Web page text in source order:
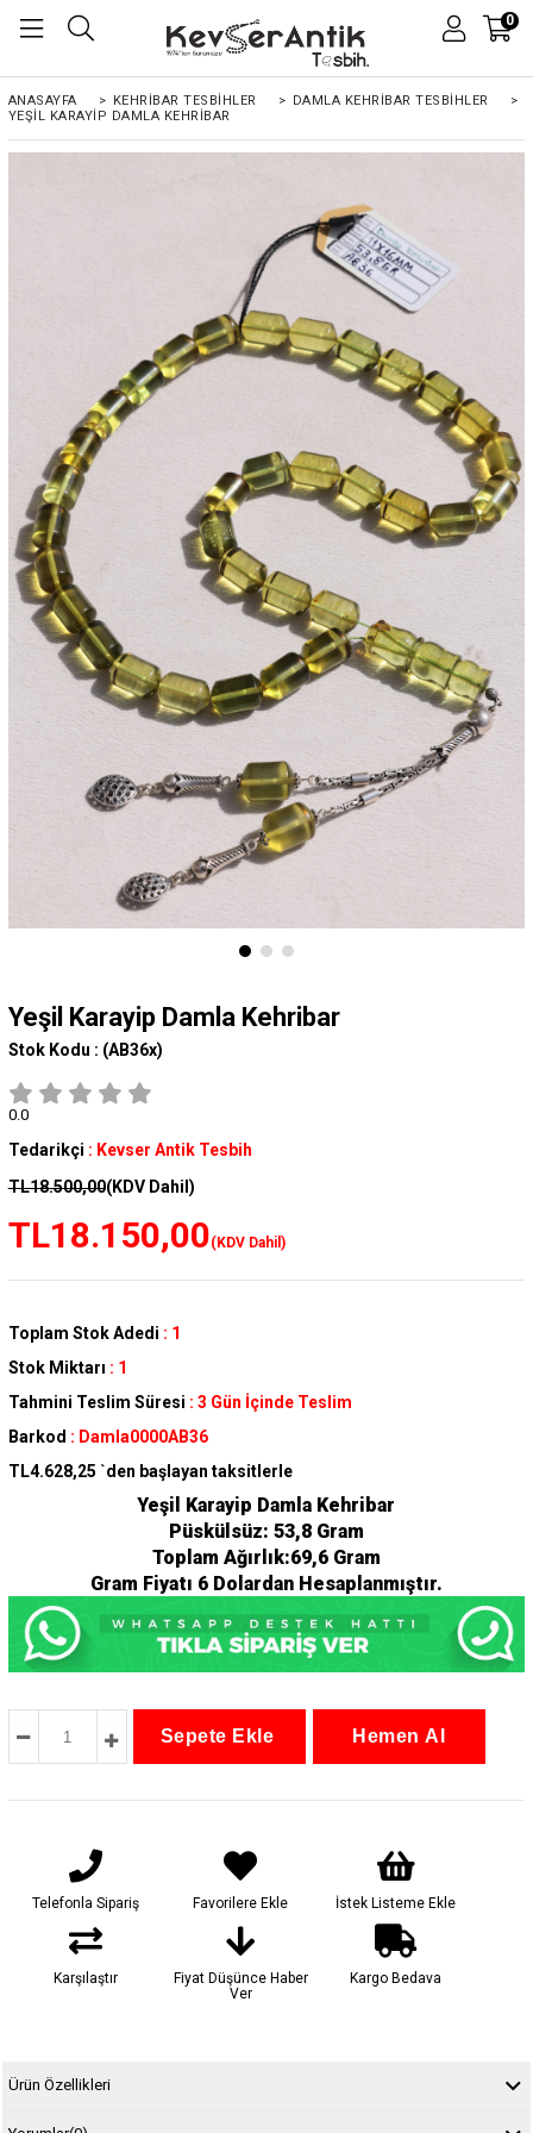
0
ANASAYFA > KEHRIBAR TESBIHLER > DAMLA KEHRİBAR TESBİHLER
>
YEŞIL KARAYIP DAMLA KEHRIBAR
Yeşil Karayip Damla Kehribar
Stok Kodu : (AB36x)
0.0
Tedarikçi : Kevser Antik Tesbih
TL18.500,00(KDV Dahil)
TL18.150,00(KDV Dahil)
Toplam Stok Adedi : 1
Stok Miktarı : 1
Tahmini Teslim Süresi : 3 Gün İçinde Teslim
Barkod : Damla0000AB36
TL4.628,25 `den başlayan taksitlerle
Yeşil Karayip Damla Kehribar
Püskülsüz: 53,8 Gram
Toplam Ağırlık:69,6 Gram
Gram Fiyatı 6 Dolardan Hesaplanmıştır.
Telefonla Sipariş Favorilere Ekle İstek Listeme Ekle
Karşılaştır
Fiyat Düşünce Haber
Ver
Kargo Bedava
Ürün Özellikleri